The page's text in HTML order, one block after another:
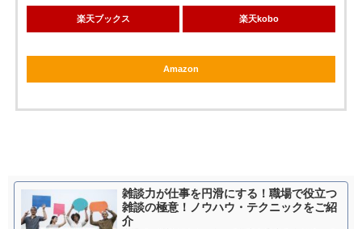
楽天ブックス 楽天kobo
Amazon
雑談力が仕事を円滑にする！職場で役立つ
雑談の極意！ノウハウ・テクニックをご紹
介